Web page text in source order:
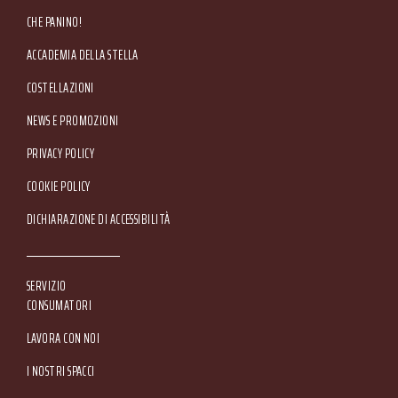
CHE PANINO!
ACCADEMIA DELLA STELLA
COSTELLAZIONI
NEWS E PROMOZIONI
Footer Service Menu
PRIVACY POLICY
COOKIE POLICY
DICHIARAZIONE DI ACCESSIBILITÀ
SERVIZIO
CONSUMATORI
LAVORA CON NOI
I NOSTRI SPACCI